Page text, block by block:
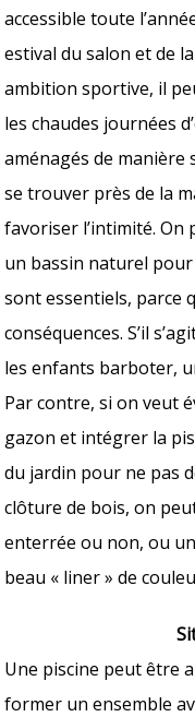
accessible toute
estival du salon et de
ambition sportive, il
les chaudes journées
aménagés de manière
se trouver près de la
favoriser l’intimité.
un bassin naturel
sont essentiels, parce
conséquences. S’il
les enfants barboter,
Par contre, si on veut
gazon et intégrer la
du jardin pour ne pas
clôture de bois, on
enterrée ou non, ou
beau « liner » de
Une piscine peut être
former un ensemble